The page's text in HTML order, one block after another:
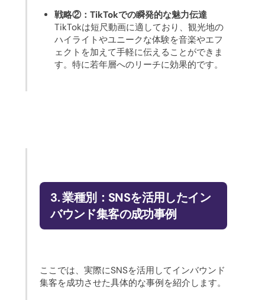
戦略②：TikTokでの瞬発的な魅力伝達
TikTokは短尺動画に適しており、観光地の
ハイライトやユニークな体験を音楽やエフ
ェクトを加えて手軽に伝えることができま
す。特に若年層へのリーチに効果的です。
3. 業種別：SNSを活用したイン
バウンド集客の成功事例
ここでは、実際にSNSを活用してインバウンド
集客を成功させた具体的な事例を紹介します。